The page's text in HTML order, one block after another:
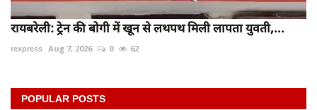
रायबरेली: ट्रेन की बोगी में खून से लथपथ मिली लापता युवती,...
rexpress Aug 7, 2026 0 62
POPULAR POSTS